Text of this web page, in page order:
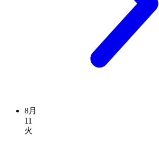
8月
11
火